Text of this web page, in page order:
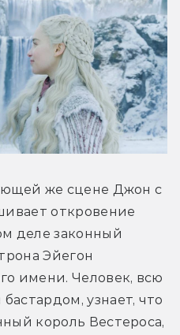
же сцене Джон с
откровение
деле законный
Эйегон
имени. Человек, всю
узнает, что
король Вестероса,